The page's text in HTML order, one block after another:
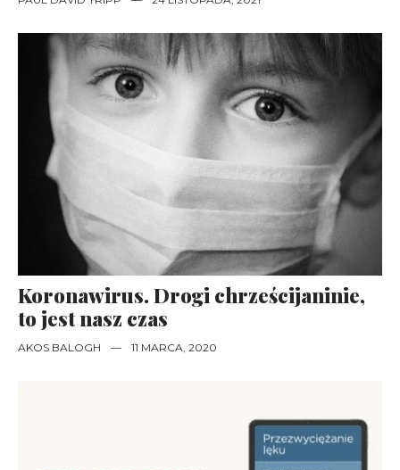
Koronawirus. Drogi chrześcijaninie,
to jest nasz czas
AKOS BALOGH — 11 MARCA, 2020